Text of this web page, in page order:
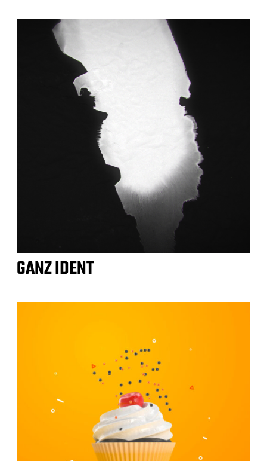
GANZ IDENT